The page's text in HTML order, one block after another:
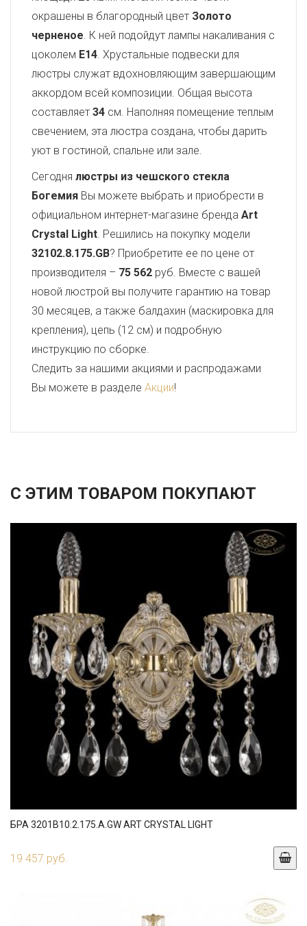
окрашены в благородный цвет Золото
черненое. К ней подойдут лампы накаливания с
цоколем E14. Хрустальные подвески для
люстры служат вдохновляющим завершающим
аккордом всей композиции. Общая высота
составляет 34 см. Наполняя помещение теплым
свечением, эта люстра создана, чтобы дарить
уют в гостиной, спальне или зале.
Сегодня люстры из чешского стекла
Богемия Вы можете выбрать и приобрести в
официальном интернет-магазине бренда Art
Crystal Light. Решились на покупку модели
32102.8.175.GB? Приобретите ее по цене от
производителя – 75 562 руб. Вместе с вашей
новой люстрой вы получите гарантию на товар
30 месяцев, а также балдахин (маскировка для
крепления), цепь (12 см) и подробную
инструкцию по сборке.
Следить за нашими акциями и распродажами
Вы можете в разделе Акции!
С ЭТИМ ТОВАРОМ ПОКУПАЮТ
БРА 3201B10.2.175.A.GW ART CRYSTAL LIGHT
19 457 руб.